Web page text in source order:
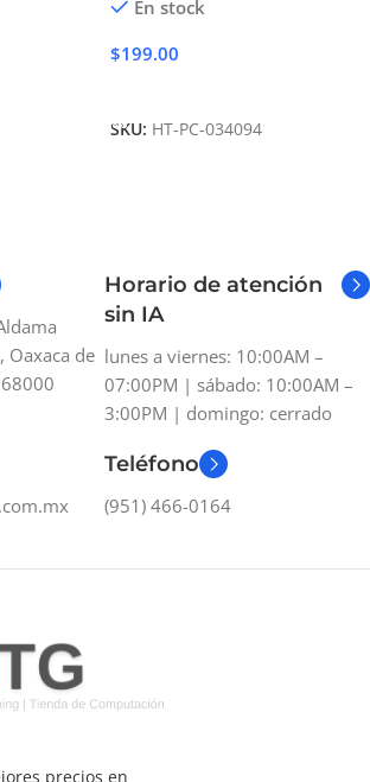
En stock
$199.00
SKU: HT-PC-034094
Oaxaca de
68000
Horario de atención
sin IA
lunes a viernes: 10:00AM –
07:00PM | sábado: 10:00AM –
3:00PM | domingo: cerrado
Teléfono
(951) 466-0164
precios en